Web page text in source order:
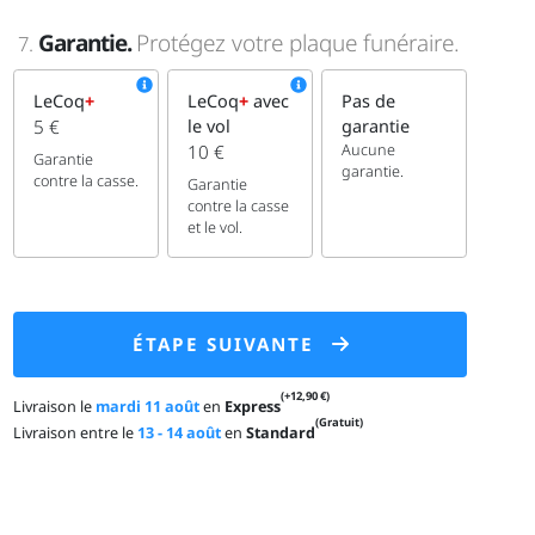
7. Garantie. Protégez votre plaque funéraire.
LeCoq+
5 €
Garantie
contre la casse.
LeCoq+avec
le vol
10 €
Garantie
contre la casse
et le vol.
Pas de
garantie
Aucune
garantie.
ÉTAPE SUIVANTE
Livraison le mardi 11 aoûten Express(+12,90 €)
Livraison entre le 13 - 14 aoûtenStandard(Gratuit)